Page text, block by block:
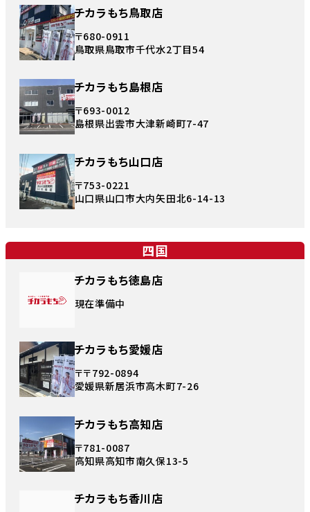
チカラもち鳥取店
〒680-0911
鳥取県鳥取市千代水2丁目54
チカラもち島根店
〒693-0012
島根県出雲市大津新崎町7-47
チカラもち山口店
〒753-0221
山口県山口市大内矢田北6-14-13
四国
チカラもち徳島店
現在準備中
チカラもち愛媛店
〒〒792-0894
愛媛県新居浜市高木町7-26
チカラもち高知店
〒781-0087
高知県高知市南久保13-5
チカラもち香川店